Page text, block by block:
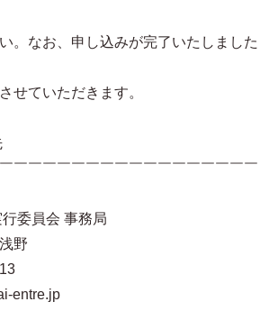
。なお、申し込みが完了いたしました
せていただきます。
￣￣￣￣￣￣￣￣￣￣￣￣￣￣￣￣￣
委員会 事務局
野
entre.jp